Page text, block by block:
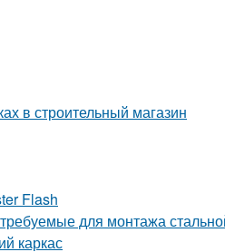
в строительный магазин
Flash
для монтажа
каркас